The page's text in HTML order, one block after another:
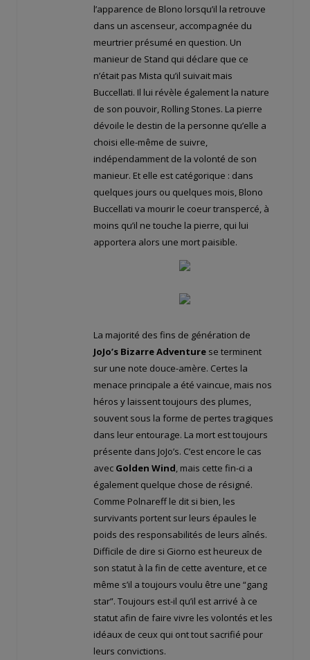
l’apparence de Blono lorsqu’il la retrouve
dans un ascenseur, accompagnée du
meurtrier présumé en question. Un
manieur de Stand qui déclare que ce
n’était pas Mista qu’il suivait mais
Buccellati. Il lui révèle également la nature
de son pouvoir, Rolling Stones. La pierre
dévoile le destin de la personne qu’elle a
choisi elle-même de suivre,
indépendamment de la volonté de son
manieur. Et elle est catégorique : dans
quelques jours ou quelques mois, Blono
Buccellati va mourir le coeur transpercé, à
moins qu’il ne touche la pierre, qui lui
apportera alors une mort paisible.
La majorité des fins de génération de
JoJo’s Bizarre Adventure se terminent
sur une note douce-amère. Certes la
menace principale a été vaincue, mais nos
héros y laissent toujours des plumes,
souvent sous la forme de pertes tragiques
dans leur entourage. La mort est toujours
présente dans JoJo’s. C’est encore le cas
avec Golden Wind, mais cette fin-ci a
également quelque chose de résigné.
Comme Polnareff le dit si bien, les
survivants portent sur leurs épaules le
poids des responsabilités de leurs aînés.
Difficile de dire si Giorno est heureux de
son statut à la fin de cette aventure, et ce
même s’il a toujours voulu être une “gang
star”. Toujours est-il qu’il est arrivé à ce
statut afin de faire vivre les volontés et les
idéaux de ceux qui ont tout sacrifié pour
leurs convictions.